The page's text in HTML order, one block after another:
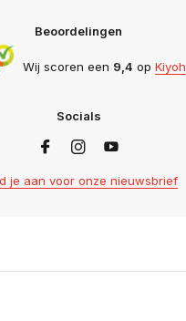
Beoordelingen
Wij scoren een 9,4 op Kiyoh
Socials
je aan voor onze nieuwsbrief